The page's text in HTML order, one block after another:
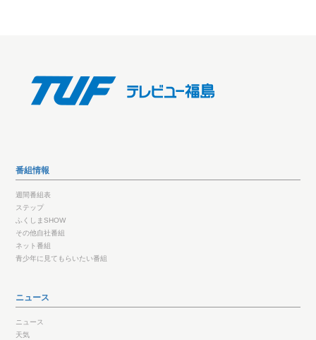
番組情報
週間番組表
ステップ
ふくしまSHOW
その他自社番組
ネット番組
青少年に見てもらいたい番組
ニュース
ニュース
天気